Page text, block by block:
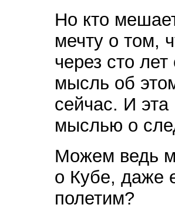
Но кто
мечту о том,
через сто
мысль об
сейчас. И
мыслью о
Можем ведь
о Кубе, даже
полетим?